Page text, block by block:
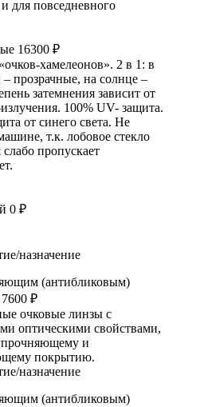
для повседневного
16300 ₽
хамелеонов». 2 в 1: в
прозрачные, на солнце –
затемнения зависит от
100% UV- защита.
от синего света. Не
т.к. лобовое стекло
пропускает
0 ₽
назначение
(антибликовым)
7600 ₽
очковые линзы с
оптическими свойствами,
и
покрытию.
назначение
(антибликовым)